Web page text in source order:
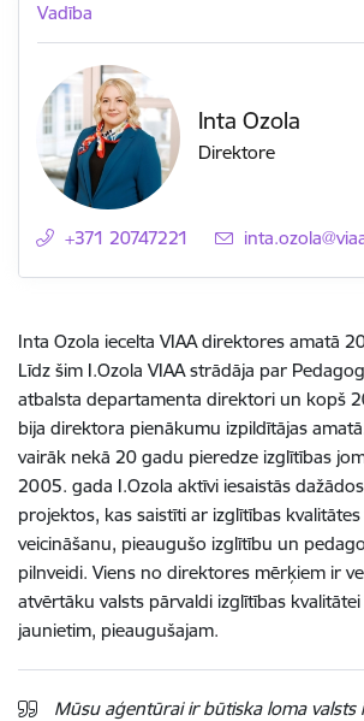
Vadība
Inta Ozola
Direktore
+371 20747221 E-pasts:
Inta Ozola iecelta VIAA direktores amatā
Līdz šim I.Ozola VIAA strādāja par
atbalsta departamenta direktori un kopš
bija direktora pienākumu izpildītājas
vairāk nekā 20 gadu pieredze izglītības
2005. gada I.Ozola aktīvi iesaistās
projektos, kas saistīti ar izglītības
veicināšanu, pieaugušo izglītību un
pilnveidi. Viens no direktores mērķiem ir
atvērtāku valsts pārvaldi izglītības
jaunietim, pieaugušajam.
Mūsu aģentūrai ir būtiska loma valsts